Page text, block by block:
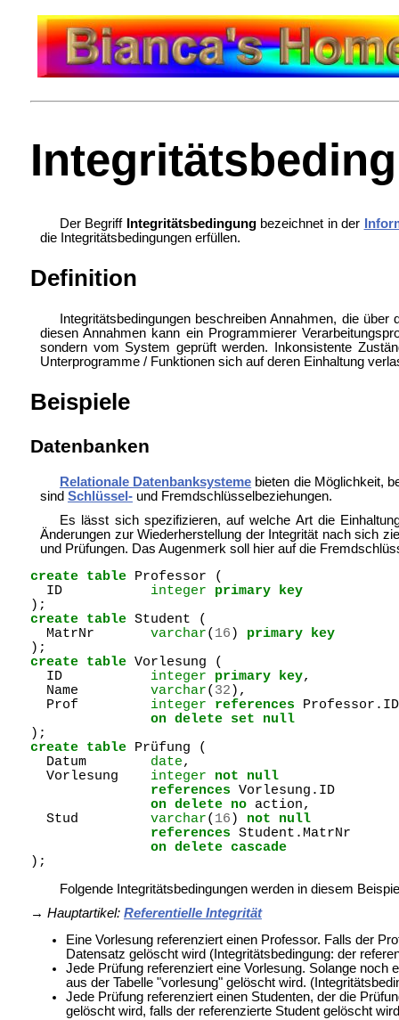
Der Begriff Integritätsbedingungbezeichnet in der
die Integritätsbedingungen erfüllen.
Definition
Integritätsbedingungen beschreiben Annahmen, die
diesen Annahmen kann ein Programmierer
sondern vom System geprüft werden. Inkonsistente
Unterprogramme / Funktionen sich auf deren Einhaltung
Beispiele
Datenbanken
Relationale Datenbanksysteme bieten die Möglichkeit,
sind Schlüssel-und Fremdschlüsselbeziehungen.
Es lässt sich spezifizieren, auf welche Art die
Änderungen zur Wiederherstellung der Integrität nach sich
und Prüfungen. Das Augenmerk soll hier auf die
create
table Professor
(
ID
integer primary
key
);
create
table Student
(
MatrNr
varchar( 16 ) primary
key
);
create
table Vorlesung
(
ID
integer primary key,
Name
varchar( 32 ),
Prof
integer references Professor . ID
on delete set
null
);
create
table Prüfung
(
Datum
date,
Vorlesung
integer not
null
references
Vorlesung . ID
on delete no action,
Stud
varchar( 16 ) not
null
references
Student . MatrNr
on delete cascade
);
Folgende Integritätsbedingungen werden in diesem
→ Hauptartikel: Referentielle Integrität
Eine Vorlesung referenziert einen Professor. Falls der
Datensatz gelöscht wird (Integritätsbedingung: der
Jede Prüfung referenziert eine Vorlesung. Solange
aus der Tabelle "vorlesung" gelöscht wird.
Jede Prüfung referenziert einen Studenten, der die
gelöscht wird, falls der referenzierte Student gelöscht